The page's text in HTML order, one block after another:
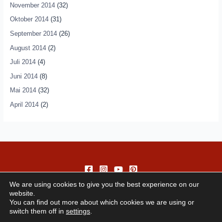
November 2014(32)
Oktober 2014(31)
September 2014(26)
August 2014(2)
Juli 2014(4)
Juni 2014(8)
Mai 2014(32)
April 2014(2)
We are using cookies to give you the best experience on our
website.
You can find out more about which cookies we are using or
switch them off in settings